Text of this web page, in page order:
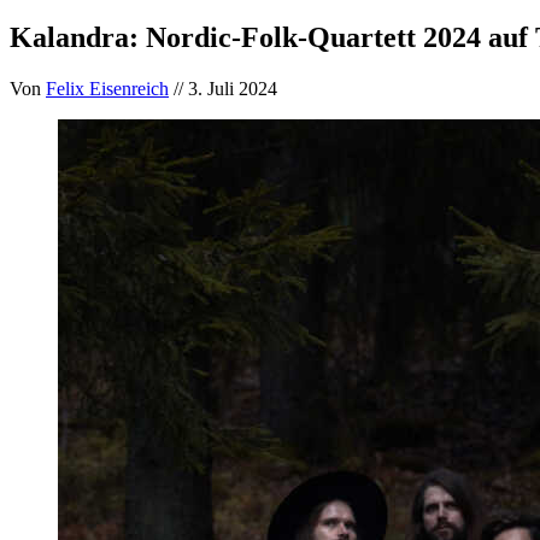
Kalandra: Nordic-Folk-Quartett 2024 auf
Von Felix Eisenreich // 3. Juli 2024